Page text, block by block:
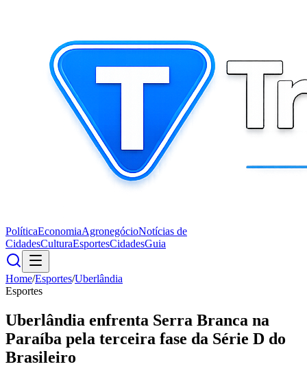
PolíticaEconomiaAgronegócioNotícias de
CidadesCulturaEsportesCidadesGuia
Home/Esportes/Uberlândia
Esportes
Uberlândia enfrenta Serra Branca na
Paraíba pela terceira fase da Série D do
Brasileiro